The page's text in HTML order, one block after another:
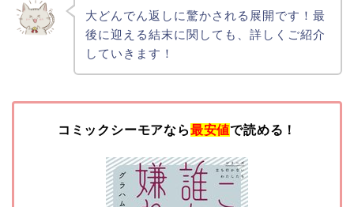
大どんでん返しに驚かされる展開です！最
後に迎える結末に関しても、詳しくご紹介
していきます！
コミックシーモアなら最安値で読める！